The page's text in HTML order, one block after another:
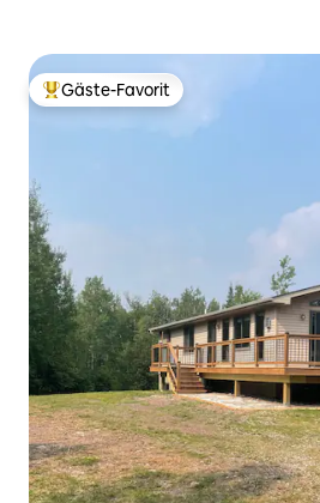
Beliebter Gäste-Favorit.
Gäste-Favorit